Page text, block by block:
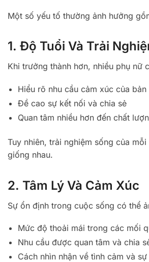
Một số yếu tố thường ảnh hưởng
1. Độ Tuổi Và Trải
Khi trưởng thành hơn, nhiều phụ nữ
Hiểu rõ nhu cầu cảm xúc của bản
Đề cao sự kết nối và chia sẻ
Quan tâm nhiều hơn đến chất
Tuy nhiên, trải nghiệm sống của
giống nhau.
2. Tâm Lý Và Cảm Xúc
Sự ổn định trong cuộc sống có thể
Mức độ thoải mái trong các mối
Nhu cầu được quan tâm và chia
Cách nhìn nhận về tình cảm và